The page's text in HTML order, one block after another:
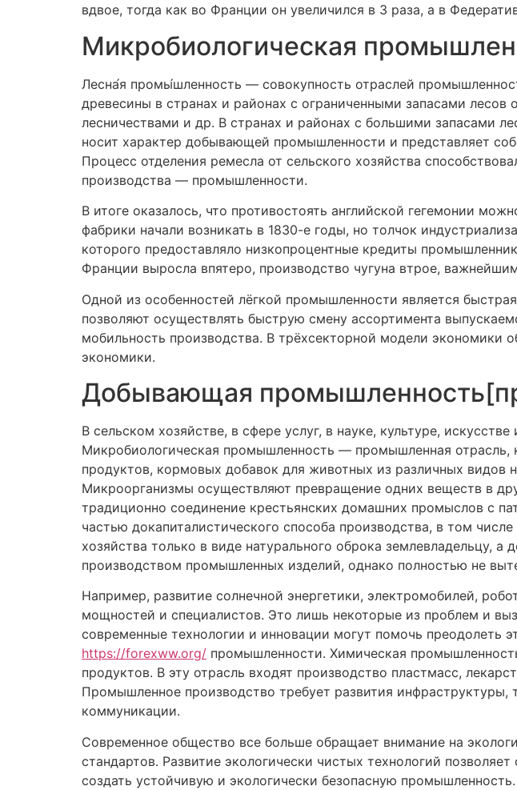
вдвое, тогда как во Франции он увеличился в 3 раза, а в
Микробиологическая
Лесна́я промы́шленность — совокупность отраслей
древесины в странах и районах с ограниченными запасами
лесничествами и др. В странах и районах с большими запасами
носит характер добывающей промышленности и представляет
Процесс отделения ремесла от сельского хозяйства
производства — промышленности.
В итоге оказалось, что противостоять английской гегемонии
фабрики начали возникать в 1830-е годы, но толчок
которого предоставляло низкопроцентные кредиты
Франции выросла впятеро, производство чугуна втрое,
Одной из особенностей лёгкой промышленности является
позволяют осуществлять быструю смену ассортимента
мобильность производства. В трёхсекторной модели
экономики.
Добывающая
В сельском хозяйстве, в сфере услуг, в науке, культуре,
Микробиологическая промышленность — промышленная отрасль,
продуктов, кормовых добавок для животных из различных видов
Микроорганизмы осуществляют превращение одних веществ в
традиционно соединение крестьянских домашних промыслов с
частью докапиталистического способа производства, в том
хозяйства только в виде натурального оброка землевладельцу,
производством промышленных изделий, однако полностью не
Например, развитие солнечной энергетики, электромобилей,
мощностей и специалистов. Это лишь некоторые из проблем и
современные технологии и инновации могут помочь преодолеть
https://forexww.org/ промышленности. Химическая
продуктов. В эту отрасль входят производство пластмасс,
Промышленное производство требует развития
коммуникации.
Современное общество все больше обращает внимание на
стандартов. Развитие экологически чистых технологий
создать устойчивую и экологически безопасную